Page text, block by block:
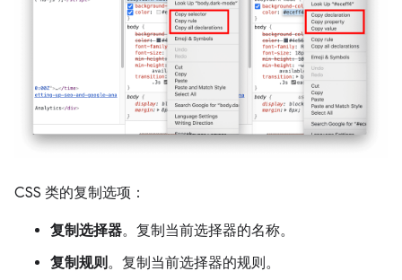
CSS 类的复制选项：
复制选择器。复制当前选择器的名称。
复制规则。复制当前选择器的规则。